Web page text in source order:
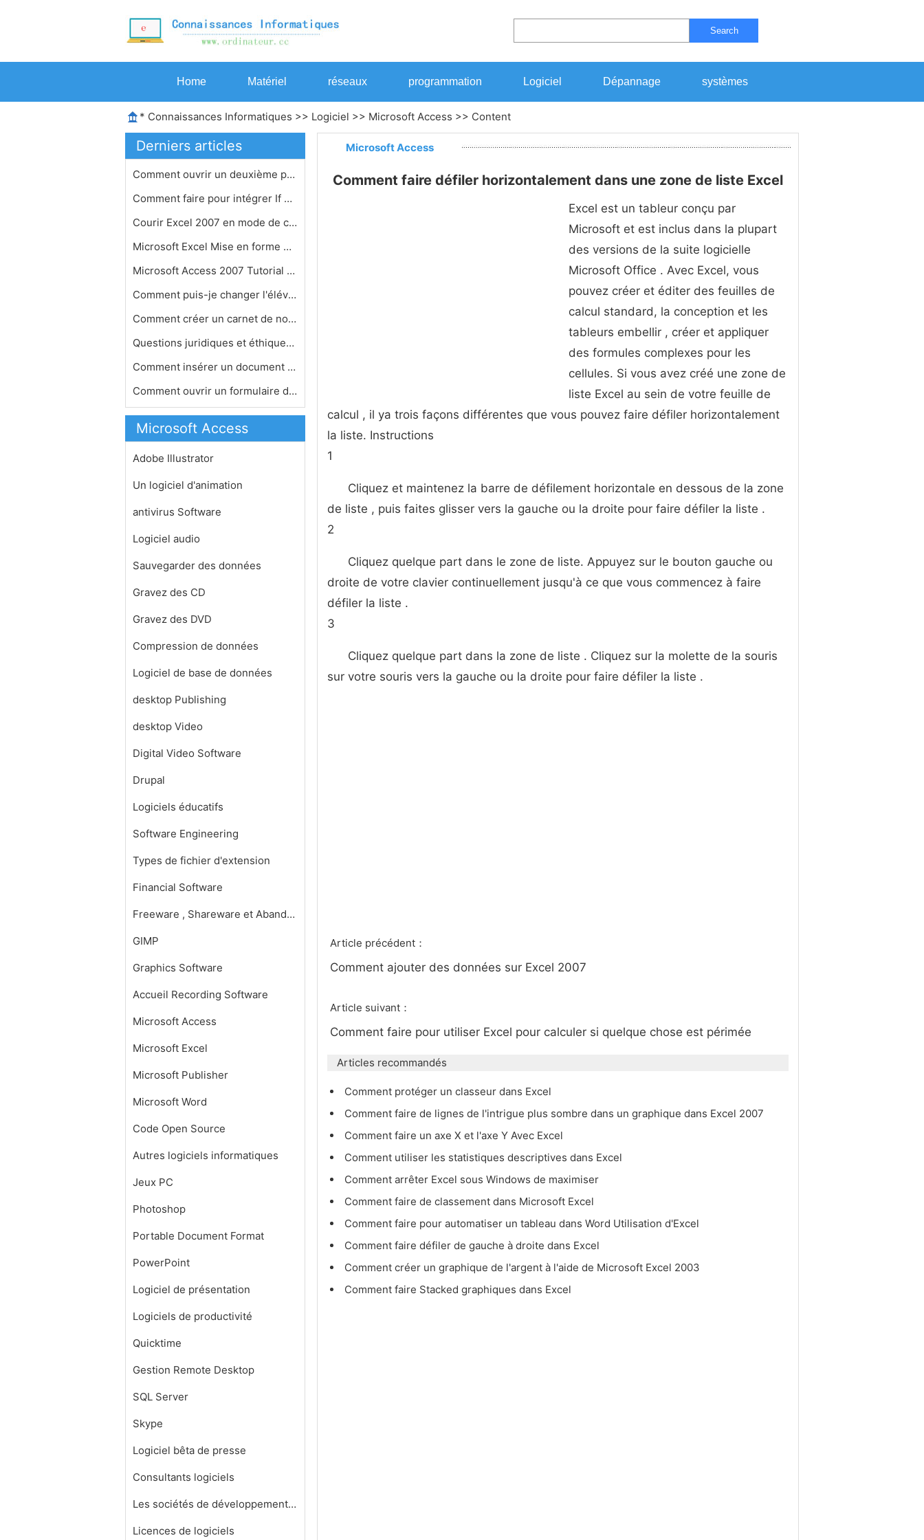
Search
Home Matériel réseaux programmation Logiciel Dépannage systèmes
* Connaissances Informatiques >> Logiciel >> Microsoft Access >> Content
Derniers articles
Comment ouvrir un deuxième programm…
Comment faire pour intégrer If dans…
Courir Excel 2007 en mode de compati…
Microsoft Excel Mise en forme Consei…
Microsoft Access 2007 Tutorial de ba…
Comment puis-je changer l'élévatio…
Comment créer un carnet de notes da…
Questions juridiques et éthiques av…
Comment insérer un document Word da…
Comment ouvrir un formulaire de donn…
Microsoft Access
Adobe Illustrator
Un logiciel d'animation
antivirus Software
Logiciel audio
Sauvegarder des données
Gravez des CD
Gravez des DVD
Compression de données
Logiciel de base de données
desktop Publishing
desktop Video
Digital Video Software
Drupal
Logiciels éducatifs
Software Engineering
Types de fichier d'extension
Financial Software
Freeware , Shareware et Abandonware
GIMP
Graphics Software
Accueil Recording Software
Microsoft Access
Microsoft Excel
Microsoft Publisher
Microsoft Word
Code Open Source
Autres logiciels informatiques
Jeux PC
Photoshop
Portable Document Format
PowerPoint
Logiciel de présentation
Logiciels de productivité
Quicktime
Gestion Remote Desktop
SQL Server
Skype
Logiciel bêta de presse
Consultants logiciels
Les sociétés de développement de logiciels
Licences de logiciels
Microsoft Access
Comment faire défiler horizontalement dans une zone de liste Excel
Excel est un tableur conçu par
Microsoft et est inclus dans la plupart
des versions de la suite logicielle
Microsoft Office . Avec Excel, vous
pouvez créer et éditer des feuilles de
calcul standard, la conception et les
tableurs embellir , créer et appliquer
des formules complexes pour les
cellules. Si vous avez créé une zone de
liste Excel au sein de votre feuille de
calcul , il ya trois façons différentes que vous pouvez faire défiler horizontalement
la liste. Instructions
1
Cliquez et maintenez la barre de défilement horizontale en dessous de la zone
de liste , puis faites glisser vers la gauche ou la droite pour faire défiler la liste .
2
Cliquez quelque part dans le zone de liste. Appuyez sur le bouton gauche ou
droite de votre clavier continuellement jusqu'à ce que vous commencez à faire
défiler la liste .
3
Cliquez quelque part dans la zone de liste . Cliquez sur la molette de la souris
sur votre souris vers la gauche ou la droite pour faire défiler la liste .
Article précédent：
Comment ajouter des données sur Excel 2007
Article suivant：
Comment faire pour utiliser Excel pour calculer si quelque chose est périmée
Articles recommandés
Comment protéger un classeur dans Excel
Comment faire de lignes de l'intrigue plus sombre dans un graphique dans Excel 2007
Comment faire un axe X et l'axe Y Avec Excel
Comment utiliser les statistiques descriptives dans Excel
Comment arrêter Excel sous Windows de maximiser
Comment faire de classement dans Microsoft Excel
Comment faire pour automatiser un tableau dans Word Utilisation d'Excel
Comment faire défiler de gauche à droite dans Excel
Comment créer un graphique de l'argent à l'aide de Microsoft Excel 2003
Comment faire Stacked graphiques dans Excel